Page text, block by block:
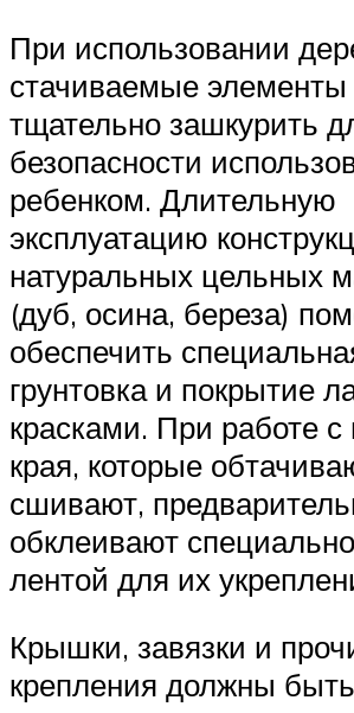
При использовании
стачиваемые элементы
тщательно зашкурить
безопасности
ребенком. Длительную
эксплуатацию
натуральных цельных
(дуб, осина, береза)
обеспечить
грунтовка и покрытие
красками. При работе
края, которые
сшивают,
обклеивают
лентой для их
Крышки, завязки и
крепления должны